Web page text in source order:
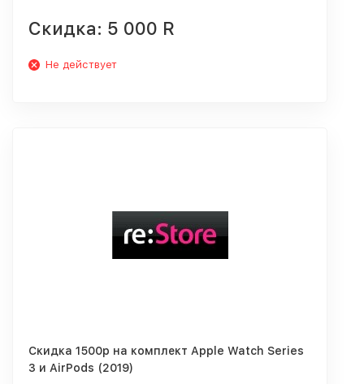
Скидка: 5 000 R
Не действует
Скидка 1500р на комплект Apple Watch Series
3 и AirPods (2019)